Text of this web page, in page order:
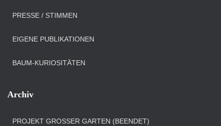
PRESSE / STIMMEN
EIGENE PUBLIKATIONEN
BAUM-KURIOSITÄTEN
Archiv
PROJEKT GROSSER GARTEN (BEENDET)